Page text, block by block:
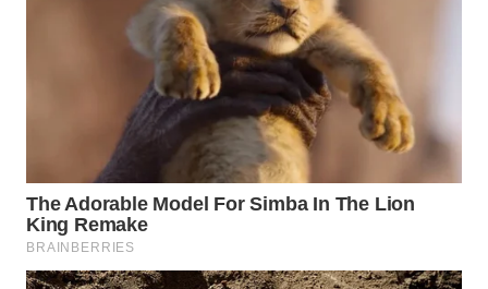
WAHANA
TANI